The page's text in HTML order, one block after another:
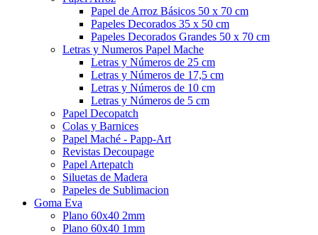
Papel de Arroz Básicos 50 x 70 cm
Papeles Decorados 35 x 50 cm
Papeles Decorados Grandes 50 x 70 cm
Letras y Numeros Papel Mache
Letras y Números de 25 cm
Letras y Números de 17,5 cm
Letras y Números de 10 cm
Letras y Números de 5 cm
Papel Decopatch
Colas y Barnices
Papel Maché - Papp-Art
Revistas Decoupage
Papel Artepatch
Siluetas de Madera
Papeles de Sublimacion
Goma Eva
Plano 60x40 2mm
Plano 60x40 1mm